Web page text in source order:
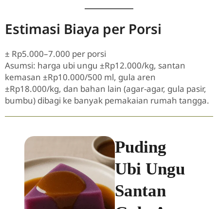
Estimasi Biaya per Porsi
± Rp5.000–7.000 per porsi
Asumsi: harga ubi ungu ±Rp12.000/kg, santan
kemasan ±Rp10.000/500 ml, gula aren
±Rp18.000/kg, dan bahan lain (agar-agar, gula pasir,
bumbu) dibagi ke banyak pemakaian rumah tangga.
Puding
Ubi Ungu
Santan